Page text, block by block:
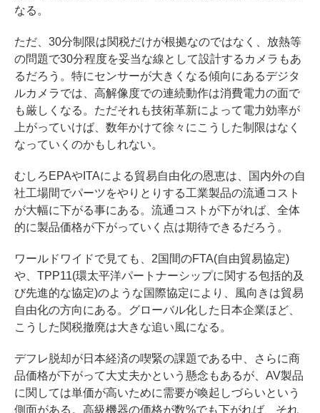
なる。
ただ、30分制限は関税だけが根拠なのではなく、放熱等
の問題で30分程度を妥当な線として設計するカメラもあ
るだろう。特にセンサーが大きくなる傾向にあるデジタ
ルカメラでは、高解像度での連続動作は消費電力の面で
も厳しくなる。ただそれも技術革新によって電力効率が
上がっていけば、数年かけて徐々にこうした制限はなく
なっていくのかもしれない。
むしろEPAやITAによる貿易自由化の恩恵は、国内外の自
社工場間でパーツをやりとりする工業製品の流通コスト
が大幅に下がる事にある。流通コストが下がれば、全体
的に製品価格が下がっていく点は期待できるだろう。
ワールドワイドで見ても、2国間のFTA(自由貿易協定)
や、TPP11(環太平洋パートナーシップに関する包括的及
び先進的な協定)のような国際協定により、風向きは貿易
自由化の方向にある。グローバル化した日本企業ほど、
こうした関税撤廃は大きな追い風になる。
デフレ脱却が日本経済の喫緊の課題である中、さらに商
品価格が下がって大丈夫かという懸念もあるが、AV製品
に関しては単価が高いために需要が喚起しづらいという
側面がある。高級機器の価格が数%でも下がれば、それ